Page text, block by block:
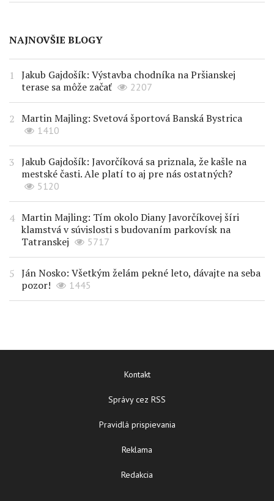
NAJNOVŠIE BLOGY
Jakub Gajdošík: Výstavba chodníka na Pršianskej
terase sa môže začať
2207
Martin Majling: Svetová športová Banská Bystrica
1410
Jakub Gajdošík: Javorčíková sa priznala, že kašle na
mestské časti. Ale platí to aj pre nás ostatných?
5120
Martin Majling: Tím okolo Diany Javorčíkovej šíri
klamstvá v súvislosti s budovaním parkovísk na
Tatranskej
5717
Ján Nosko: Všetkým želám pekné leto, dávajte na seba
pozor!
1445
Kontakt
Správy cez RSS
Pravidlá prispievania
Reklama
Redakcia